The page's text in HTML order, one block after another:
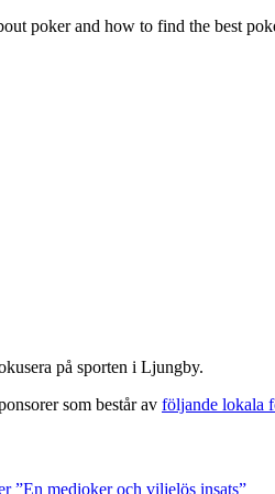
poker and how to find the best
på sporten i Ljungby.
som består av följande lokala
”En medioker och viljelös insats”